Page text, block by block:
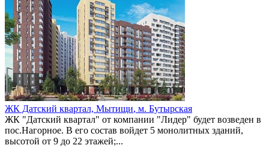
ЖК Датский квартал, Мытищи, м. Бутырская
ЖК "Датский квартал" от компании "Лидер" будет возведен в
пос.Нагорное. В его состав войдет 5 монолитных зданий,
высотой от 9 до 22 этажей;...